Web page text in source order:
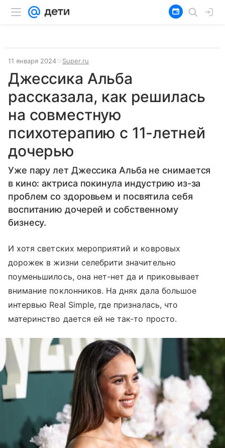
11 января 2024 Super.ru
Джессика Альба
рассказала, как решилась
на совместную
психотерапию с 11-летней
дочерью
Уже пару лет Джессика Альба не снимается
в кино: актриса покинула индустрию из-за
проблем со здоровьем и посвятила себя
воспитанию дочерей и собственному
бизнесу.
И хотя светских мероприятий и ковровых
дорожек в жизни селебрити значительно
поуменьшилось, она нет-нет да и приковывает
внимание поклонников. На днях дала большое
интервью Real Simple, где призналась, что
материнство дается ей не так-то просто.